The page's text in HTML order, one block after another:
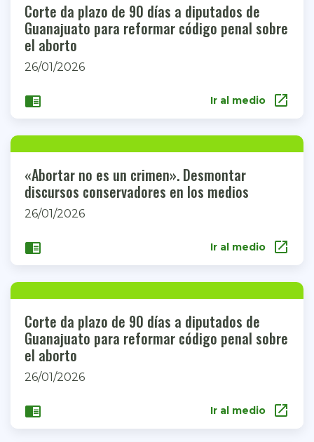
Corte da plazo de 90 días a diputados de
Guanajuato para reformar código penal sobre
el aborto
26/01/2026
chrome_reader_mode Ir al medio open_in_new
«Abortar no es un crimen». Desmontar
discursos conservadores en los medios
26/01/2026
chrome_reader_mode Ir al medio open_in_new
Corte da plazo de 90 días a diputados de
Guanajuato para reformar código penal sobre
el aborto
26/01/2026
chrome_reader_mode Ir al medio open_in_new